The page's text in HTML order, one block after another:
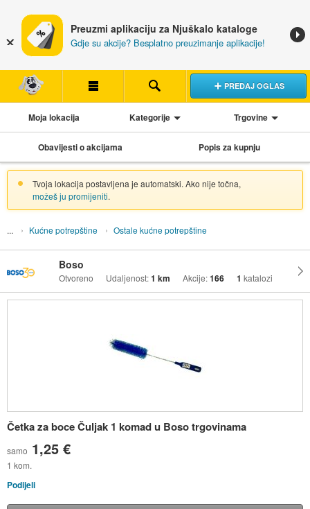
Preuzmi aplikaciju za Njuškalo kataloge
Gdje su akcije? Besplatno preuzimanje aplikacije!
PREDAJ OGLAS
Moja lokacija Kategorije Trgovine
Obavijesti o akcijama Popis za kupnju
Tvoja lokacija postavljena je automatski. Ako nije točna,
možeš ju promijeniti.
Kućne potrepštine Ostale kućne potrepštine
Boso
Otvoreno Udaljenost:1 km Akcije:166 1 katalozi
Četka za boce Čuljak 1 komad u Boso trgovinama
samo 1,25 €
1 kom.
Podijeli